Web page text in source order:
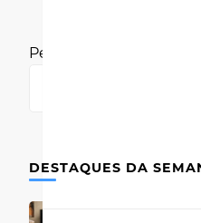
Pesquisar
DESTAQUES DA